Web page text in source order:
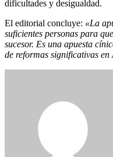
dificultades y desigualdad.
El editorial concluye: «La
suficientes personas para
sucesor. Es una apuesta
de reformas significativas en